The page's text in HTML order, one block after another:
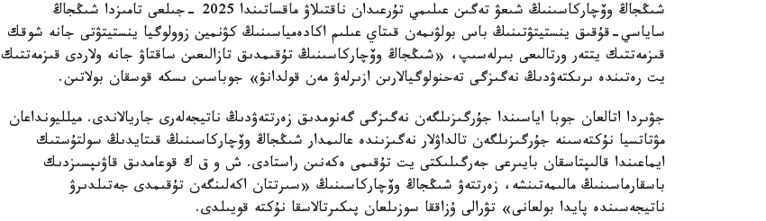
شىڭجاڭ وۆچاركاسىنىڭ شىعۋ تەگىن عىلىمي تۇرعىدان ناقتىلاۋ ماقساتىندا 2025 -جىلعى تامىزدا شىڭجاڭ
ساياسي-قۇقىق ينستيتۋتىنىڭ باس بولۋىمەن قىتاي عىلىم اكادەمياسىنىڭ كۋنمين زوولوگيا ينستيتۋتى جانە شوقك
قىزمەتتىك يتتەر ورتالىعى بىرلەسىپ، «شىڭجاڭ وۆچاركاسىنىڭ تۇقىمدىق تازالىعىن ساقتاۋ جانە ولاردى قىزمەتتىك
يت رەتىندە ىرىكتەۋدىڭ نەگىزگى تەحنولوگيالارىن ازىرلەۋ مەن قولدانۋ» جوباسىن ىسكە قوسقان بولاتىن.
جۋىردا اتالعان جوبا اياسىندا جۇرگىزىلگەن نەگىزگى گەنومدىق زەرتتەۋدىڭ ناتيجەلەرى جاريالاندى. ميلليونداعان
مۋتاتسيا نۇكتەسىنە جۇرگىزىلگەن تالداۋلار نەگىزىندە عالىمدار شىڭجاڭ وۆچاركاسىنىڭ قىتايدىڭ سولتۇستىك
ايماعىندا قالىپتاسقان بايىرعى جەرگىلىكتى يت تۇقىمى ەكەنىن راستادى. ش و ق ك قوعامدىق قاۋىپسىزدىك
باسقارماسىنىڭ مالىمەتىنشە، زەرتتەۋ شىڭجاڭ وۆچاركاسىنىڭ «سىرتتان اكەلىنگەن تۇقىمدى جەتىلدىرۋ
ناتيجەسىندە پايدا بولعانى» تۋرالى ۇزاققا سوزىلعان پىكىرتالاسقا نۇكتە قويىلدى.